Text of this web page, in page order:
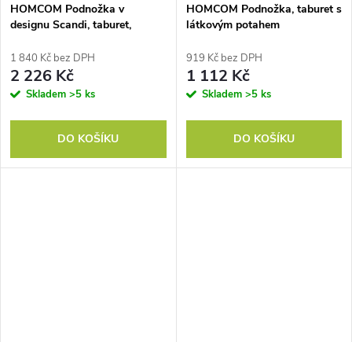
HOMCOM Podnožka v
designu Scandi, taburet,
cm, šedá + příroda
1 840 Kč bez DPH
2 226 Kč
Skladem >5 ks
DO KOŠÍKU
HOMCOM Podnožka, taburet s
látkovým potahem
výplň, plastové nohy, pro různé
místnosti, šedá barva
919 Kč bez DPH
1 112 Kč
Skladem >5 ks
DO KOŠÍKU